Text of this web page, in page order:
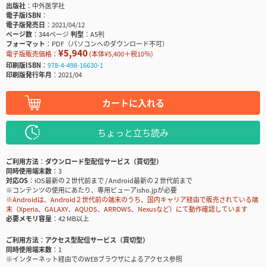
出版社
中外医学社
電子版ISBN
電子版発売日
2021/04/12
ページ数
344ページ判型
A5判
フォーマット
PDF（パソコンへのダウンロード不可）
電子版販売価格： ¥5,940(本体¥5,400＋税10％)
印刷版ISBN
978-4-498-16630-1
印刷版発行年月
2021/04
カートに入れる
ちょっと立ち読み
ご利用方法
ダウンロード型配信サービス（買切型）
同時使用端末数
3
対応OS
iOS最新の２世代前まで / Android最新の２世代前まで
※コンテンツの使用にあたり、専用ビューアisho.jpが必要
※Androidは、Android２世代前の端末のうち、国内キャリア経由で販売されている端
末（Xperia、GALAXY、AQUOS、ARROWS、Nexusなど）にて動作確認しています
必要メモリ容量
42 MB以上
ご利用方法
アクセス型配信サービス（買切型）
同時使用端末数
1
※インターネット経由でのWEBブラウザによるアクセス参照